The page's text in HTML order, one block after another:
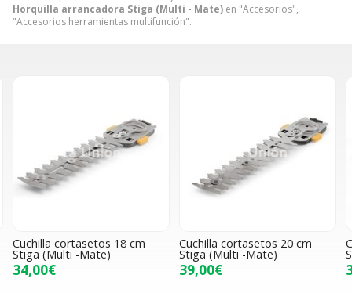
Horquilla arrancadora Stiga (Multi - Mate) en "Accesorios",
"Accesorios herramientas multifunción".
Cuchilla cortasetos 18 cm
Stiga (Multi -Mate)
34,00€
Cuchilla cortasetos 20 cm
Stiga (Multi -Mate)
39,00€